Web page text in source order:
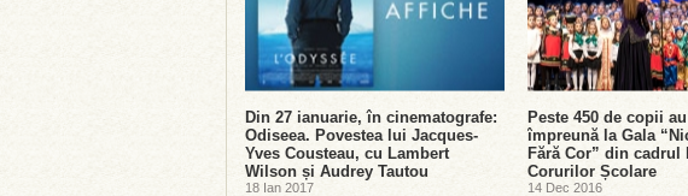
Din 27 ianuarie, în cinematografe:
Odiseea. Povestea lui Jacques-
Yves Cousteau, cu Lambert
Wilson și Audrey Tautou
18 Ian 2017
Peste 450 de copii
împreună la Gala
Fără Cor” din cadrul
Corurilor Școlare
14 Dec 2016